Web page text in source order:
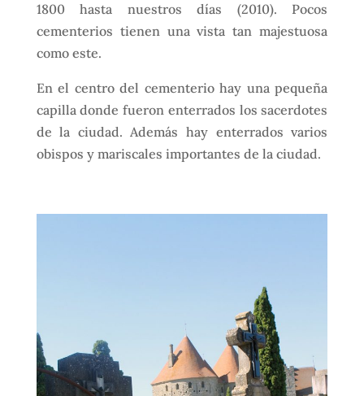
1800 hasta nuestros días (2010). Pocos
cementerios tienen una vista tan majestuosa
como este.
En el centro del cementerio hay una pequeña
capilla donde fueron enterrados los sacerdotes
de la ciudad. Además hay enterrados varios
obispos y mariscales importantes de la ciudad.